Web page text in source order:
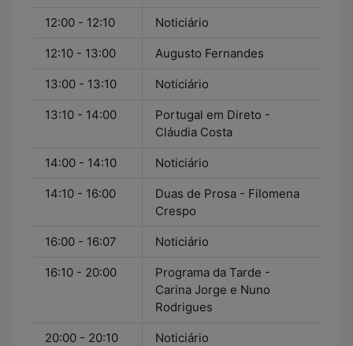
12:00 - 12:10 Noticiário
12:10 - 13:00 Augusto Fernandes
13:00 - 13:10 Noticiário
13:10 - 14:00
Portugal em Direto -
Cláudia Costa
14:00 - 14:10 Noticiário
14:10 - 16:00
Duas de Prosa - Filomena
Crespo
16:00 - 16:07 Noticiário
16:10 - 20:00
Programa da Tarde -
Carina Jorge e Nuno
Rodrigues
20:00 - 20:10 Noticiário